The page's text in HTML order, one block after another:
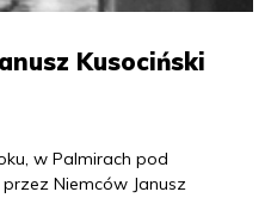
Kusociński
w Palmirach pod
Niemców Janusz